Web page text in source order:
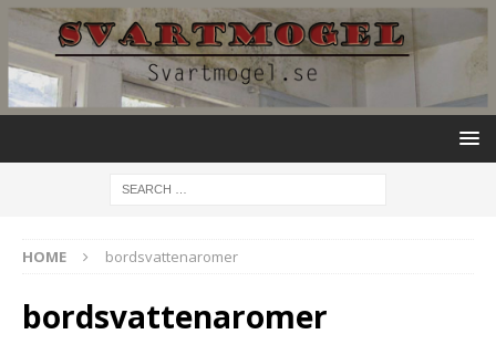
HOME bordsvattenaromer
bordsvattenaromer